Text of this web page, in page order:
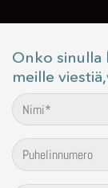
Onko sinulla
meille